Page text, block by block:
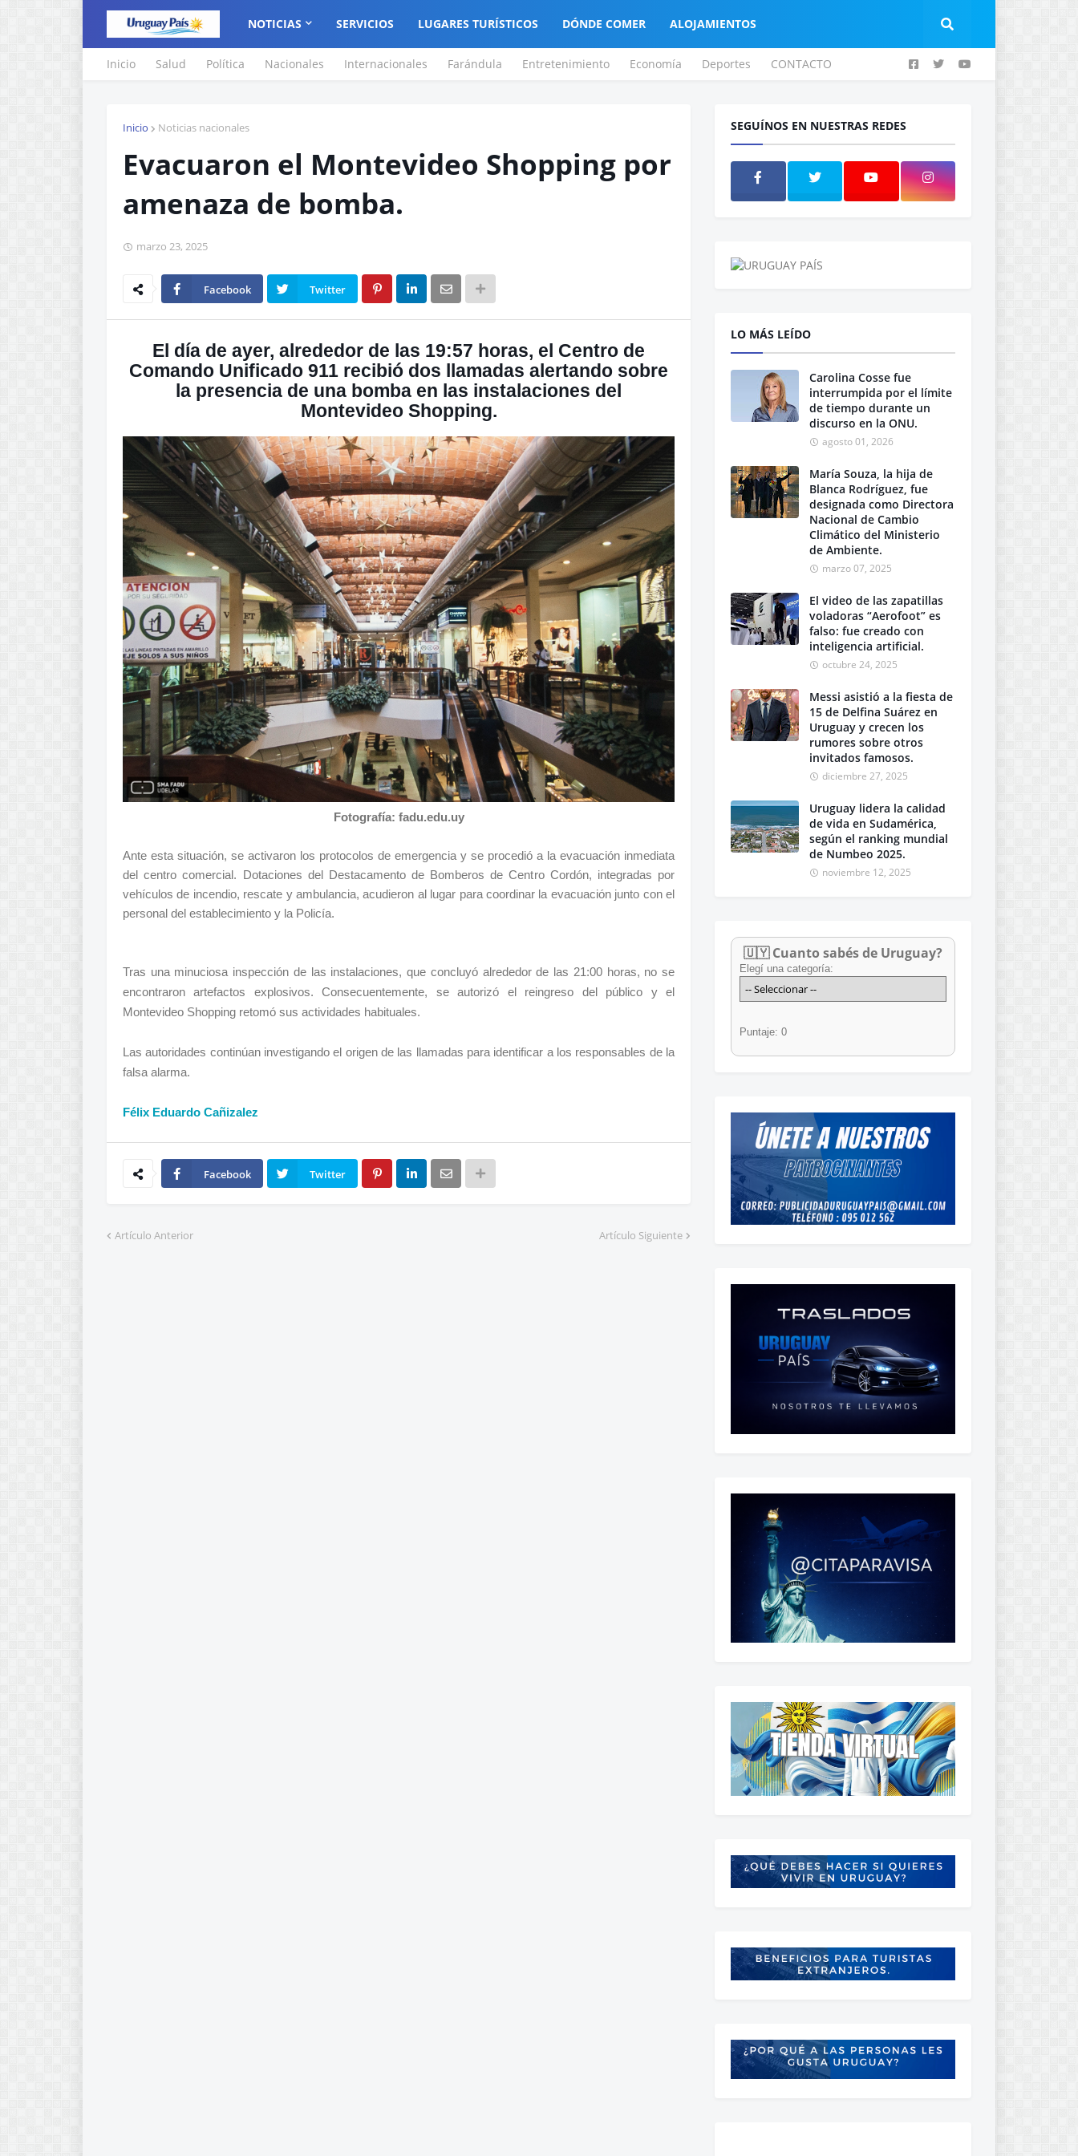
NOTICIAS SERVICIOS LUGARES TURÍSTICOS DÓNDE COMER ALOJAMIENTOS
Inicio Salud Política Nacionales Internacionales Farándula Entretenimiento Economía Deportes CONTACTO
Inicio Noticias nacionales
Evacuaron el Montevideo Shopping por
amenaza de bomba.
marzo 23, 2025
Facebook Twitter
El día de ayer, alrededor de las 19:57 horas, el Centro de
Comando Unificado 911 recibió dos llamadas alertando sobre
la presencia de una bomba en las instalaciones del
Montevideo Shopping.
Fotografía: fadu.edu.uy
Ante esta situación, se activaron los protocolos de emergencia y se procedió a la evacuación inmediata
del centro comercial. Dotaciones del Destacamento de Bomberos de Centro Cordón, integradas por
vehículos de incendio, rescate y ambulancia, acudieron al lugar para coordinar la evacuación junto con el
personal del establecimiento y la Policía.
Tras una minuciosa inspección de las instalaciones, que concluyó alrededor de las 21:00 horas, no se
encontraron artefactos explosivos. Consecuentemente, se autorizó el reingreso del público y el
Montevideo Shopping retomó sus actividades habituales.
Las autoridades continúan investigando el origen de las llamadas para identificar a los responsables de la
falsa alarma.
Félix Eduardo Cañizalez
Facebook Twitter
Artículo Anterior Artículo Siguiente
SEGUÍNOS EN NUESTRAS REDES
LO MÁS LEÍDO
Carolina Cosse fue
interrumpida por el límite
de tiempo durante un
discurso en la ONU.
agosto 01, 2026
María Souza, la hija de
Blanca Rodríguez, fue
designada como Directora
Nacional de Cambio
Climático del Ministerio
de Ambiente.
marzo 07, 2025
El video de las zapatillas
voladoras “Aerofoot” es
falso: fue creado con
inteligencia artificial.
octubre 24, 2025
Messi asistió a la fiesta de
15 de Delfina Suárez en
Uruguay y crecen los
rumores sobre otros
invitados famosos.
diciembre 27, 2025
Uruguay lidera la calidad
de vida en Sudamérica,
según el ranking mundial
de Numbeo 2025.
noviembre 12, 2025
🇺🇾 Cuanto sabés de Uruguay?
Elegí una categoría:
Puntaje: 0